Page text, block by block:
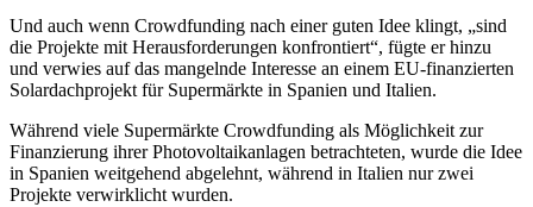
Und auch wenn Crowdfunding nach einer guten Idee klingt, „sind
die Projekte mit Herausforderungen konfrontiert“, fügte er hinzu
und verwies auf das mangelnde Interesse an einem EU-finanzierten
Solardachprojekt für Supermärkte in Spanien und Italien.
Während viele Supermärkte Crowdfunding als Möglichkeit zur
Finanzierung ihrer Photovoltaikanlagen betrachteten, wurde die Idee
in Spanien weitgehend abgelehnt, während in Italien nur zwei
Projekte verwirklicht wurden.